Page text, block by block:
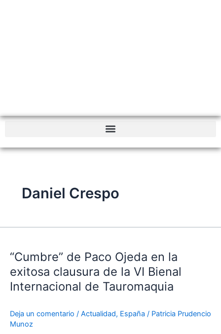
Daniel Crespo
“Cumbre” de Paco Ojeda en la
exitosa clausura de la VI Bienal
Internacional de Tauromaquia
Deja un comentario / Actualidad, España / Patricia Prudencio
Munoz
Paco
Ojeda
en
la
clausura
de